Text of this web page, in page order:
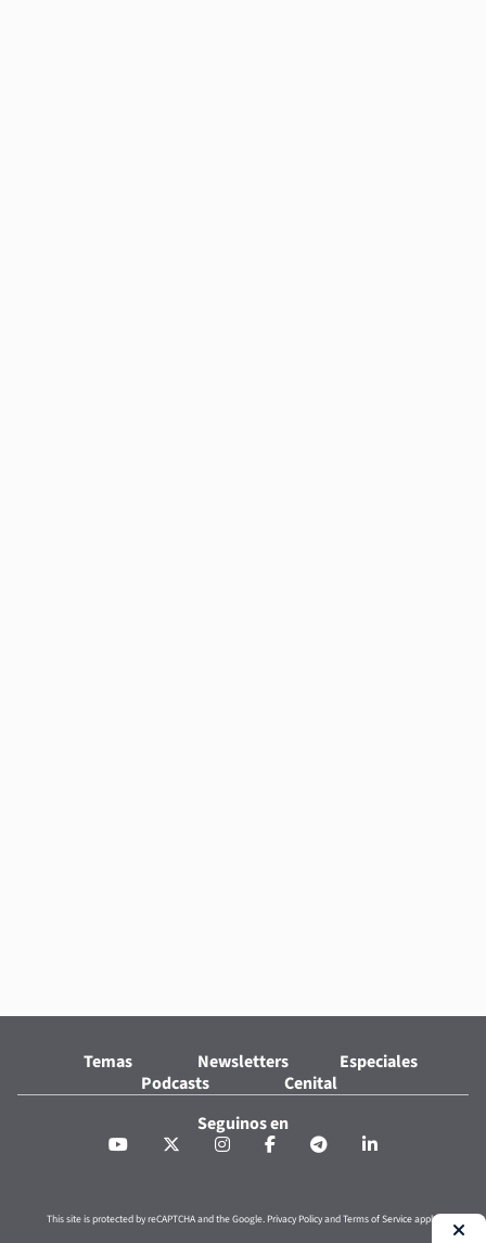
Temas Newsletters
Especiales
Podcasts
Cenital
Seguinos en
This site is protected by reCAPTCHA and the Google. Privacy PolicyandTerms of Serviceapply.